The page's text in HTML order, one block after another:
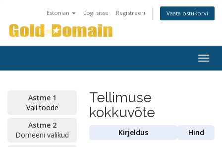
Estonian Logi sisse Registreeri Vaata ostukorvi
Astme 1
Vali toode
Astme 2
Domeeni valikud
Tellimuse
kokkuvõte
Kirjeldus Hind